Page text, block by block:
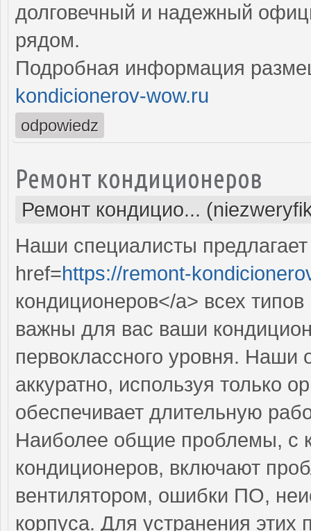
долговечный и надежный
рядом.
Подробная информация
kondicionerov-wow.ru
odpowiedz
Ремонт кондиционеров
Ремонт кондицио...
Наши специалисты
href=https://remont-
кондиционеров</a> всех
важны для вас ваши
первоклассного уровня.
аккуратно, используя только
обеспечивает длительную
Наиболее общие проблемы, с
кондиционеров, включают
вентилятором, ошибки ПО,
корпуса. Для устранения